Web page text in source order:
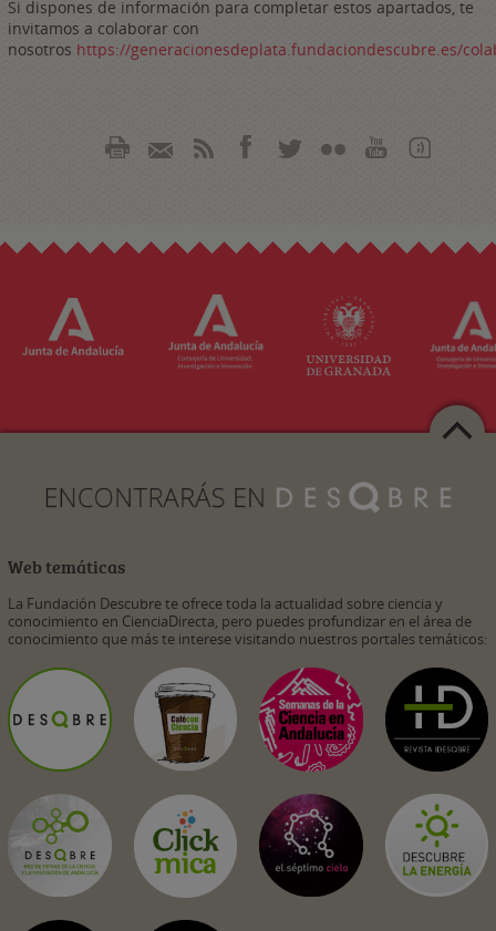
Si dispones de información para completar estos apartados, te
invitamos a colaborar con
nosotros https://generacionesdeplata.fundaciondescubre.es/
Web temáticas
La Fundación Descubre te ofrece toda la actualidad sobre ciencia y
conocimiento en CienciaDirecta, pero puedes profundizar en el área de
conocimiento que más te interese visitando nuestros portales temáticos: